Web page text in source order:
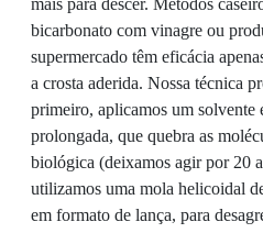
mais para descer. Métodos
bicarbonato com vinagre ou
supermercado têm eficácia
a crosta aderida. Nossa técnica
primeiro, aplicamos um solvente
prolongada, que quebra as
biológica (deixamos agir por 20
utilizamos uma mola helicoidal
em formato de lança, para